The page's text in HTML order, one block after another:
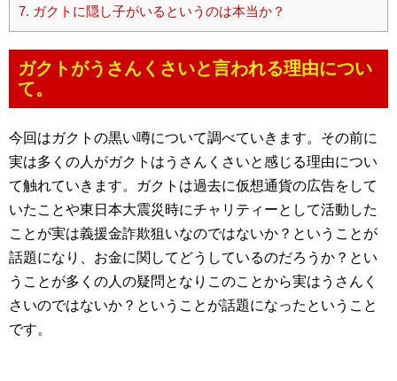
7. ガクトに隠し子がいるというのは本当か？
ガクトがうさんくさいと言われる理由につい
て。
今回はガクトの黒い噂について調べていきます。その前に
実は多くの人がガクトはうさんくさいと感じる理由につい
て触れていきます。ガクトは過去に仮想通貨の広告をして
いたことや東日本大震災時にチャリティーとして活動した
ことが実は義援金詐欺狙いなのではないか？ということが
話題になり、お金に関してどうしているのだろうか？とい
うことが多くの人の疑問となりこのことから実はうさんく
さいのではないか？ということが話題になったということ
です。